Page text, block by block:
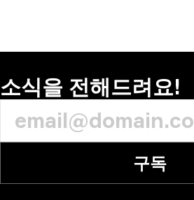
소식을 전해드려요!
구독